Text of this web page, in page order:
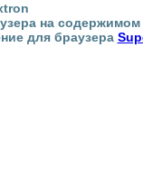
на
для браузера